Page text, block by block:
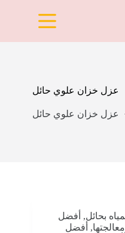
عزل خزان علوي حائل
عزل خزان علوي حائل
بحائل, أفضل
, أفضل